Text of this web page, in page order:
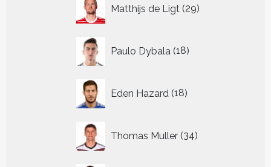
Matthijs de Ligt 29
producten
Paulo Dybala 18
producten
Eden Hazard 18
producten
Thomas Muller 34
producten